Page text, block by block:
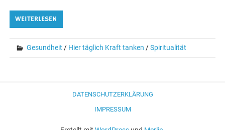
WEITERLESEN
Gesundheit / Hier täglich Kraft tanken /Spiritualität
DATENSCHUTZERKLÄRUNG
IMPRESSUM